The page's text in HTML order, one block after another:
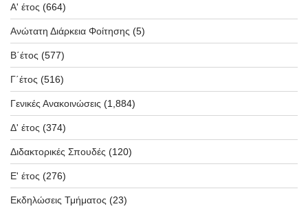
Α' έτος (664)
Ανώτατη Διάρκεια Φοίτησης (5)
Β΄έτος (577)
Γ΄έτος (516)
Γενικές Ανακοινώσεις (1,884)
Δ' έτος (374)
Διδακτορικές Σπουδές (120)
Ε' έτος (276)
Εκδηλώσεις Τμήματος (23)